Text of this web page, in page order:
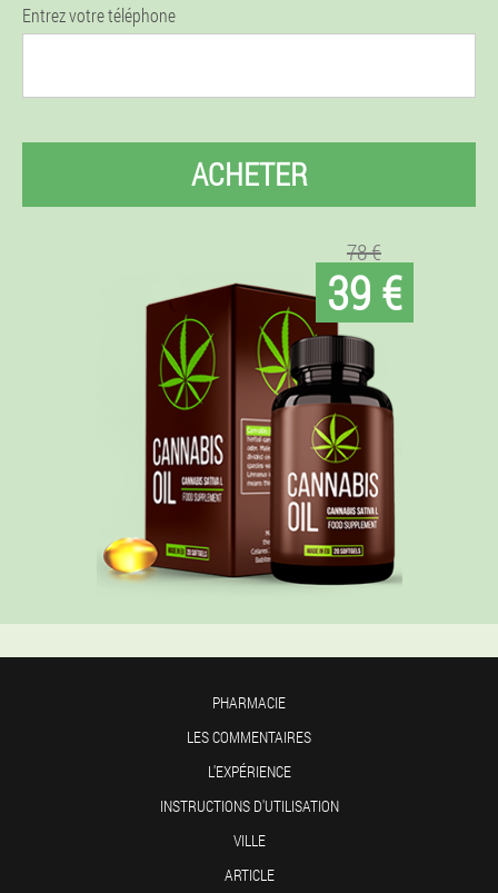
Entrez votre téléphone
ACHETER
78 €
39 €
PHARMACIE
LES COMMENTAIRES
L'EXPÉRIENCE
INSTRUCTIONS D'UTILISATION
VILLE
ARTICLE